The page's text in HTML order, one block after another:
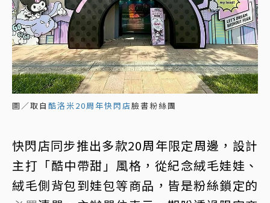
圖／取自 酷洛米20周年快閃店臉書粉絲團
快閃店同步推出多款20周年限定周邊，設計
主打「酷中帶甜」風格，從紀念絨毛娃娃、
絨毛側背包到娃包等商品，皆是粉絲鎖定的